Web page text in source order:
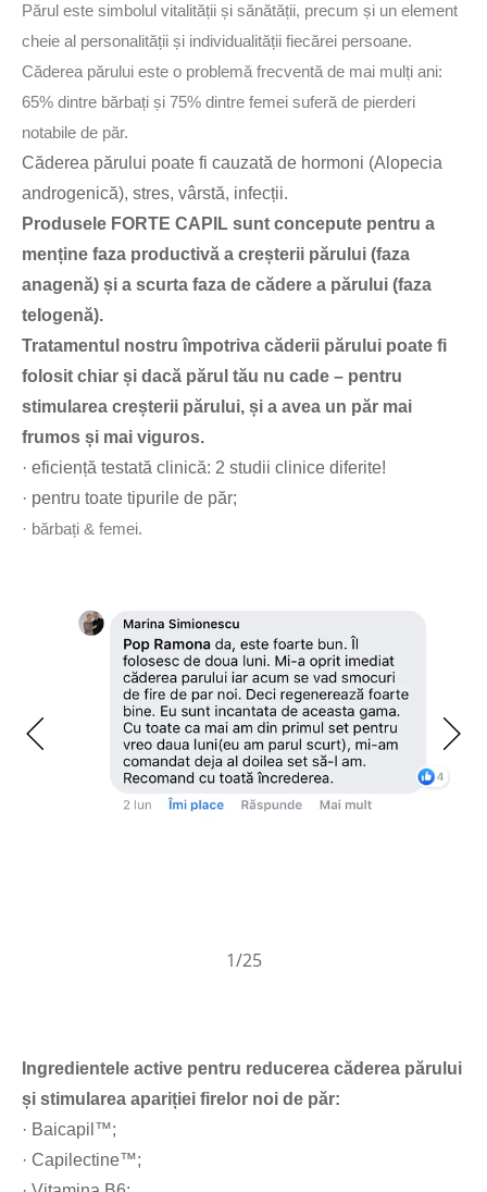
Părul este simbolul vitalității și sănătății, precum și un element
cheie al personalității și individualității fiecărei persoane.
Căderea părului este o problemă frecventă de mai mulți ani:
65% dintre bărbați și 75% dintre femei suferă de pierderi
notabile de păr.
Căderea părului poate fi cauzată de hormoni (Alopecia
androgenică), stres, vârstă, infecții.
Produsele FORTE CAPIL sunt concepute pentru a
menține faza productivă a creșterii părului (faza
anagenă) și a scurta faza de cădere a părului (faza
telogenă).
Tratamentul nostru împotriva căderii părului poate fi
folosit chiar și dacă părul tău nu cade – pentru
stimularea creșterii părului, și a avea un păr mai
frumos și mai viguros.
· eficiență testată clinică: 2 studii clinice diferite!
· pentru toate tipurile de păr;
· bărbați & femei.
1/25
Ingredientele active pentru reducerea căderea părului
și stimularea apariției firelor noi de păr:
· Baicapil™;
· Capilectine™;